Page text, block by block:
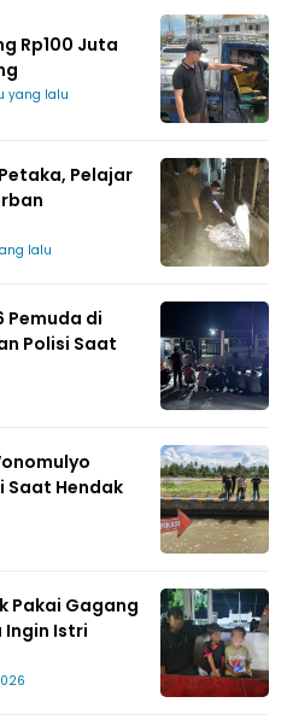
Rp100 Juta
yang lalu
Pelajar
lalu
Pemuda di
Polisi Saat
Saat Hendak
Pakai Gagang
Ingin Istri